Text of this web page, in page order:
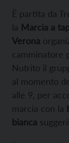
È partita da
la Marcia a
Verona
camminatore
Nutrito il
al momento
alle 9, per
marcia con la
bianca